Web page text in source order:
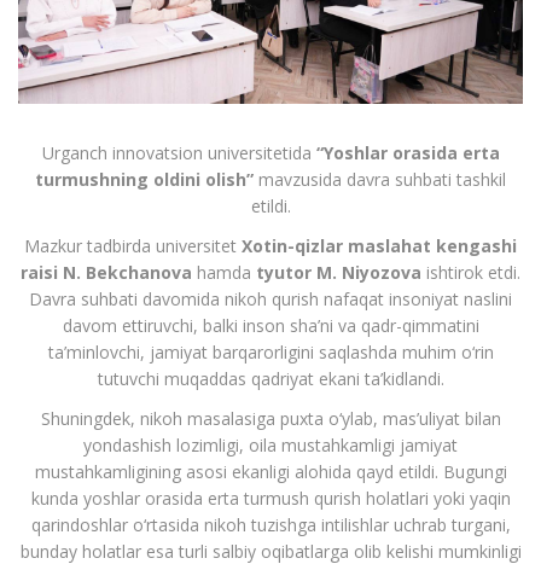
Urganch innovatsion universitetida “Yoshlar orasida erta
turmushning oldini olish” mavzusida davra suhbati tashkil
etildi.
Mazkur tadbirda universitet Xotin-qizlar maslahat kengashi
raisi N. Bekchanova hamda tyutor M. Niyozova ishtirok etdi.
Davra suhbati davomida nikoh qurish nafaqat insoniyat naslini
davom ettiruvchi, balki inson sha’ni va qadr-qimmatini
ta’minlovchi, jamiyat barqarorligini saqlashda muhim o‘rin
tutuvchi muqaddas qadriyat ekani ta’kidlandi.
Shuningdek, nikoh masalasiga puxta o‘ylab, mas’uliyat bilan
yondashish lozimligi, oila mustahkamligi jamiyat
mustahkamligining asosi ekanligi alohida qayd etildi. Bugungi
kunda yoshlar orasida erta turmush qurish holatlari yoki yaqin
qarindoshlar o‘rtasida nikoh tuzishga intilishlar uchrab turgani,
bunday holatlar esa turli salbiy oqibatlarga olib kelishi mumkinligi